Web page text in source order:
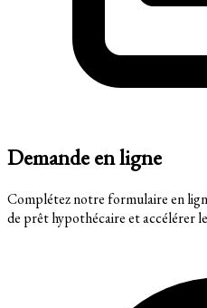
Demande en ligne
Complétez notre formulaire en
de prêt hypothécaire et accélérer